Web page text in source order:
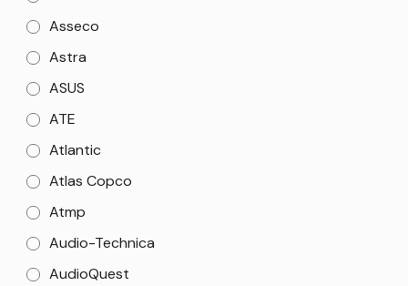
Asseco
Astra
ASUS
ATE
Atlantic
Atlas Copco
Atmp
Audio-Technica
AudioQuest